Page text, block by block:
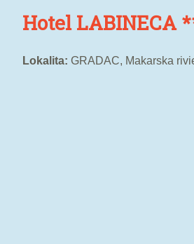
Hotel LABINECA
Lokalita: GRADAC, Makarska